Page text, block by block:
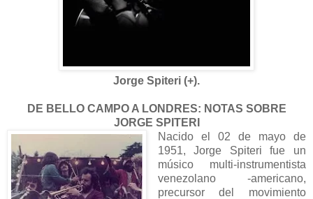
Jorge Spiteri (+).
DE BELLO CAMPO A LONDRES: NOTAS SOBRE
JORGE SPITERI
Nacido el 02 de mayo de
1951, Jorge Spiteri fue un
músico multi-instrumentista
venezolano -americano,
precursor del movimiento